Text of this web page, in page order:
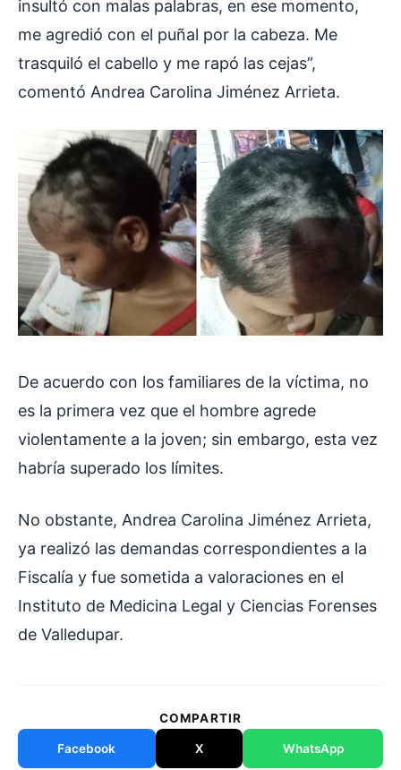
insultó con malas palabras, en ese momento,
me agredió con el puñal por la cabeza. Me
trasquiló el cabello y me rapó las cejas”,
comentó Andrea Carolina Jiménez Arrieta.
De acuerdo con los familiares de la víctima, no
es la primera vez que el hombre agrede
violentamente a la joven; sin embargo, esta vez
habría superado los límites.
No obstante, Andrea Carolina Jiménez Arrieta,
ya realizó las demandas correspondientes a la
Fiscalía y fue sometida a valoraciones en el
Instituto de Medicina Legal y Ciencias Forenses
de Valledupar.
COMPARTIR
Facebook X WhatsApp